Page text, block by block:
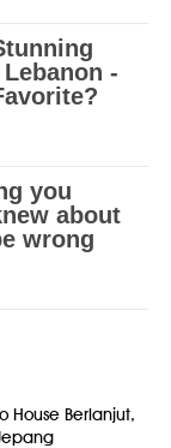
House Berlanjut,